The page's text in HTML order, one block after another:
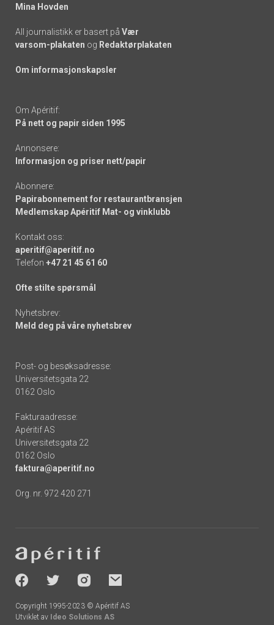
Mina Hovden
All journalistikk er basert på Vær
varsom-plakaten og Redaktørplakaten
Om informasjonskapsler
Om Apéritif:
På nett og papir siden 1995
Annonsere:
Informasjon og priser nett/papir
Abonnere:
Papirabonnement for restaurantbransjen
Medlemskap Apéritif Mat- og vinklubb
Kontakt oss:
aperitif@aperitif.no
Telefon +47 21 45 61 60
Ofte stilte spørsmål
Nyhetsbrev:
Meld deg på våre nyhetsbrev
Post- og besøksadresse:
Universitetsgata 22
0162 Oslo
Fakturaadresse:
Apéritif AS
Universitetsgata 22
0162 Oslo
faktura@aperitif.no
Org. nr. 972 420 271
-
socials
Copyright 1995-2023 © Apéritif AS
Utviklet av Ideo Solutions AS